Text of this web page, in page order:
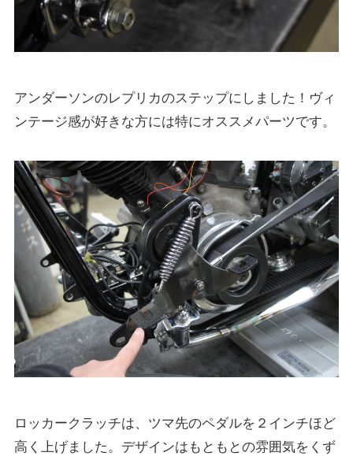
アンダーソンのレプリカのステップにしました！ヴィ
ンテージ感が好きな方には特にオススメパーツです。
ロッカークラッチは、ツマ先のペダルを２インチほど
高く上げました。デザインはもともとの雰囲気をくず